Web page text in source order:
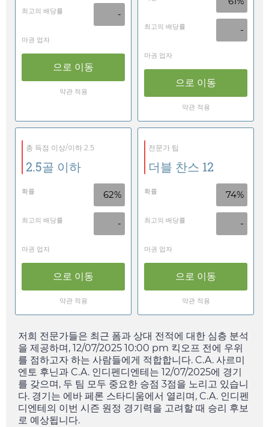
최고의 배당률 -
마권 업자
으로 이동
약관 적용
최고의 배당률 -
마권 업자
으로 이동
약관 적용
총 득점 이상/이하 2.5
2.5골 이하
확률 62%
최고의 배당률 -
마권 업자
으로 이동
약관 적용
전문가 팁
더블 찬스 12
확률 74%
최고의 배당률 -
마권 업자
으로 이동
약관 적용
저희 전문가들은 최근 폼과 상대 전적에 대한 심층 분석
을 제공하며, 12/07/2025 10:00 pm 킥오프 전에 우위
를 점하고자 하는 사람들에게 적합합니다. C.A. 사르미
엔토 후닌과 C.A. 인디펜디엔테는 12/07/2025에 경기
를 갖으며, 두 팀 모두 중요한 승점 3점을 노리고 있습니
다. 경기는 에바 페론 스타디움에서 열리며, C.A. 인디펜
디엔테의 이번 시즌 원정 경기력을 고려할 때 승리 후보
로 예상됩니다.